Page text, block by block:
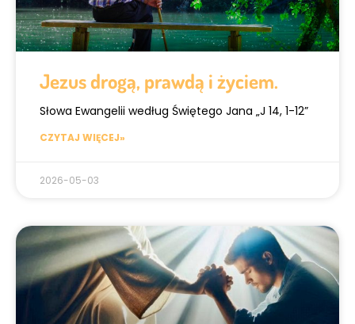
Jezus drogą, prawdą i życiem.
Słowa Ewangelii według Świętego Jana „J 14, 1-12”
CZYTAJ WIĘCEJ»
2026-05-03